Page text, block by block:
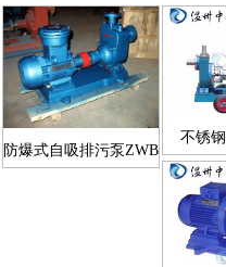
防爆式自吸排污泵ZWB
不锈